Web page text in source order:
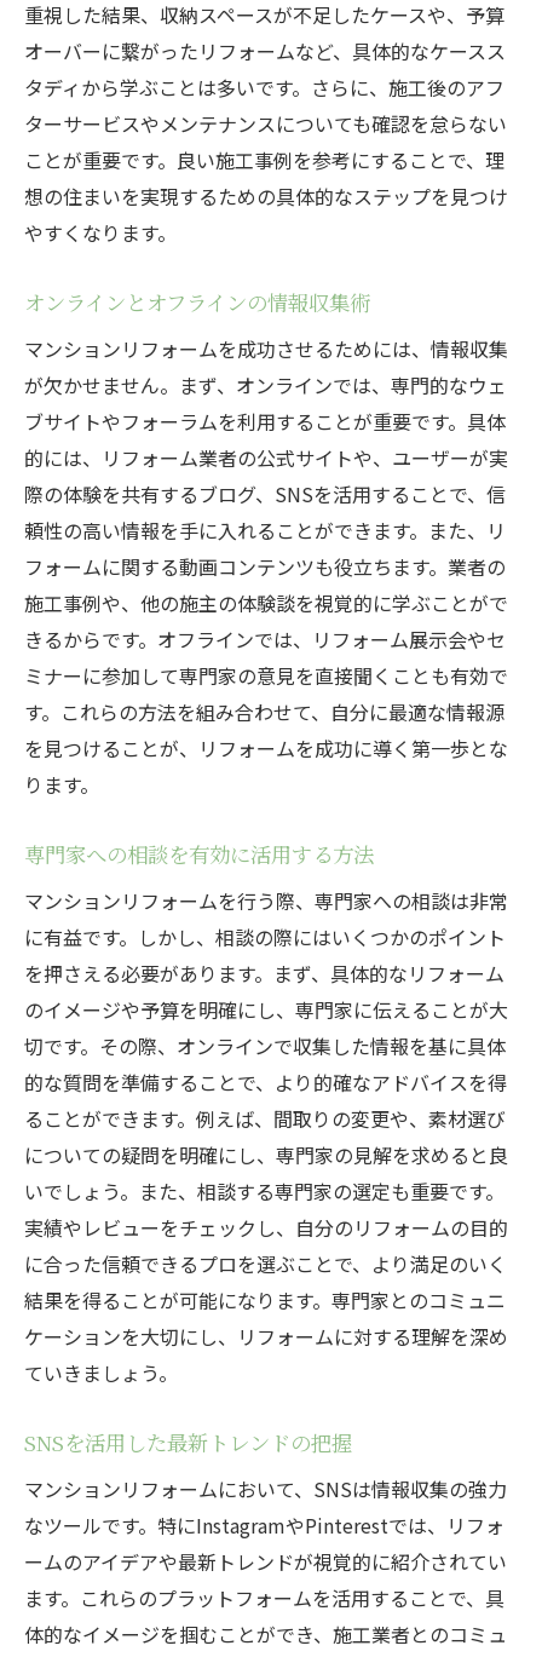
重視した結果、収納スペースが不足したケースや、予算
オーバーに繋がったリフォームなど、具体的なケースス
タディから学ぶことは多いです。さらに、施工後のアフ
ターサービスやメンテナンスについても確認を怠らない
ことが重要です。良い施工事例を参考にすることで、理
想の住まいを実現するための具体的なステップを見つけ
やすくなります。
オンラインとオフラインの情報収集術
マンションリフォームを成功させるためには、情報収集
が欠かせません。まず、オンラインでは、専門的なウェ
ブサイトやフォーラムを利用することが重要です。具体
的には、リフォーム業者の公式サイトや、ユーザーが実
際の体験を共有するブログ、SNSを活用することで、信
頼性の高い情報を手に入れることができます。また、リ
フォームに関する動画コンテンツも役立ちます。業者の
施工事例や、他の施主の体験談を視覚的に学ぶことがで
きるからです。オフラインでは、リフォーム展示会やセ
ミナーに参加して専門家の意見を直接聞くことも有効で
す。これらの方法を組み合わせて、自分に最適な情報源
を見つけることが、リフォームを成功に導く第一歩とな
ります。
専門家への相談を有効に活用する方法
マンションリフォームを行う際、専門家への相談は非常
に有益です。しかし、相談の際にはいくつかのポイント
を押さえる必要があります。まず、具体的なリフォーム
のイメージや予算を明確にし、専門家に伝えることが大
切です。その際、オンラインで収集した情報を基に具体
的な質問を準備することで、より的確なアドバイスを得
ることができます。例えば、間取りの変更や、素材選び
についての疑問を明確にし、専門家の見解を求めると良
いでしょう。また、相談する専門家の選定も重要です。
実績やレビューをチェックし、自分のリフォームの目的
に合った信頼できるプロを選ぶことで、より満足のいく
結果を得ることが可能になります。専門家とのコミュニ
ケーションを大切にし、リフォームに対する理解を深め
ていきましょう。
SNSを活用した最新トレンドの把握
マンションリフォームにおいて、SNSは情報収集の強力
なツールです。特にInstagramやPinterestでは、リフォ
ームのアイデアや最新トレンドが視覚的に紹介されてい
ます。これらのプラットフォームを活用することで、具
体的なイメージを掴むことができ、施工業者とのコミュ